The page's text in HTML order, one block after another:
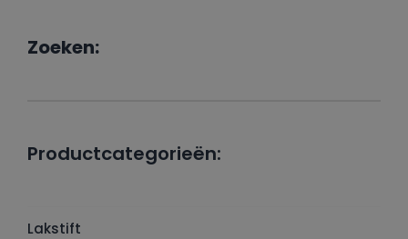
Zoeken:
Productcategorieën:
Lakstift